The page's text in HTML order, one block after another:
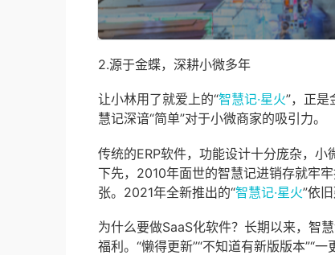
2.源于金蝶，深耕小微多年
让小林用了就爱上的“智慧记·星火”，正是
慧记深谙“简单”对于小微商家的吸引力。
传统的ERP软件，功能设计十分庞杂，
下先，2010年面世的智慧记进销存就牢
张。2021年全新推出的“智慧记·星火”依
为什么要做SaaS化软件？长期以来，智
福利。“懒得更新”“不知道有新版版本”“